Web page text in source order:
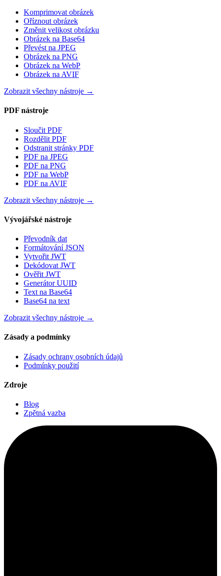
Komprimovat obrázek
Oříznout obrázek
Změnit velikost obrázku
Obrázek na Base64
Převést na JPEG
Obrázek na PNG
Obrázek na WebP
Obrázek na AVIF
Zobrazit všechny nástroje →
PDF nástroje
Sloučit PDF
Rozdělit PDF
Odstranit stránky PDF
PDF na JPEG
PDF na PNG
PDF na WebP
PDF na AVIF
Zobrazit všechny nástroje →
Vývojářské nástroje
Převodník dat
Formátování JSON
Vytvořit JWT
Dekódovat JWT
Ověřit JWT
Generátor UUID
Text na Base64
Base64 na text
Zobrazit všechny nástroje →
Zásady a podmínky
Zásady ochrany osobních údajů
Podmínky použití
Zdroje
Blog
Zpětná vazba